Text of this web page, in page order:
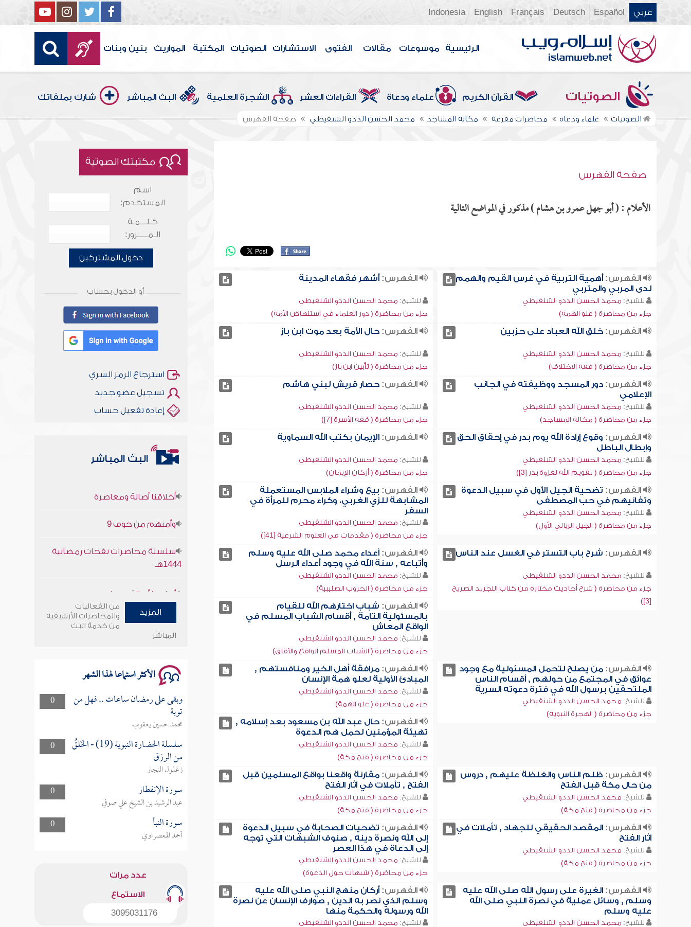
عربي Español
Deutsch
Français
English
Indonesia
الرئيسية موسوعات مقالات الفتوى الاستشارات الصوتيات المكتبة المواريث بنين وبنات
الصوتيات القرآن الكريم علماء ودعاة القراءات العشر الشجرة العلمية البث المباشر شارك بملفاتك
الصوتيات علماء ودعاة محاضرات مفرغة مكانة المساجد محمد الحسن الددو الشنقيطي صفحة الفهرس
صفحة الفهرس
الأعلام : ( أبو جهل عمرو بن هشام ) مذكور في المواضع التالية
الفهرس:أهمية التربية في غرس القيم والهمم
لدى المربي والمتربي
للشيخ: محمد الحسن الددو الشنقيطي
جزء من محاضرة ( علو الهمة)
الفهرس: أشهر فقهاء المدينة
للشيخ: محمد الحسن الددو الشنقيطي
جزء من محاضرة ( دور العلماء في استنهاض الأمة)
الفهرس:خلق الله العباد على حزبين
للشيخ: محمد الحسن الددو الشنقيطي
جزء من محاضرة ( فقه الاختلاف)
الفهرس: حال الأمة بعد موت ابن باز
للشيخ: محمد الحسن الددو الشنقيطي
جزء من محاضرة ( تأبين ابن باز)
الفهرس:دور المسجد ووظيفته في الجانب
الإعلامي
للشيخ: محمد الحسن الددو الشنقيطي
جزء من محاضرة ( مكانة المساجد)
الفهرس: حصار قريش لبني هاشم
للشيخ: محمد الحسن الددو الشنقيطي
جزء من محاضرة ( فقه الأسرة [7])
الفهرس: وقوع إرادة الله يوم بدر في إحقاق الحق
وإبطال الباطل
للشيخ: محمد الحسن الددو الشنقيطي
جزء من محاضرة ( تقويم الله لغزوة بدر [3])
الفهرس: الإيمان بكتب الله السماوية
للشيخ: محمد الحسن الددو الشنقيطي
جزء من محاضرة ( أركان الإيمان)
الفهرس: تضحية الجيل الأول في سبيل الدعوة
وتفانيهم في حب المصطفى
للشيخ: محمد الحسن الددو الشنقيطي
جزء من محاضرة ( الجيل الرباني الأول)
الفهرس: بيع وشراء الملابس المستعملة
المشابهة للزي الغربي، وكراء محرم للمرأة في
السفر
للشيخ: محمد الحسن الددو الشنقيطي
جزء من محاضرة ( مقدمات في العلوم الشرعية [41])
الفهرس: شرح باب التستر في الغسل عند الناس
للشيخ: محمد الحسن الددو الشنقيطي
جزء من محاضرة ( شرح أحاديث مختارة من كتاب التجريد الصريح
[3])
الفهرس: أعداء محمد صلى الله عليه وسلم
وأتباعه , سنة الله في وجود أعداء الرسل
للشيخ: محمد الحسن الددو الشنقيطي
جزء من محاضرة ( الحروب الصليبية)
الفهرس: شباب اختارهم الله للقيام
بالمسئولية التامة , أقسام الشباب المسلم في
الواقع المعاش
للشيخ: محمد الحسن الددو الشنقيطي
جزء من محاضرة ( الشباب المسلم الواقع والآفاق)
الفهرس:من يصلح لتحمل المسئولية مع وجود
عوائق في المجتمع من حولهم , أقسام الناس
الملتحقين برسول الله في فترة دعوته السرية
للشيخ: محمد الحسن الددو الشنقيطي
جزء من محاضرة ( الهجرة النبوية)
الفهرس: مرافقة أهل الخير ومنافستهم ,
المبادئ الأولية لعلو همة الإنسان
للشيخ: محمد الحسن الددو الشنقيطي
جزء من محاضرة ( علو الهمة)
الفهرس: حال عبد الله بن مسعود بعد إسلامه ,
تهيئة المؤمنين لحمل هم الدعوة
للشيخ: محمد الحسن الددو الشنقيطي
جزء من محاضرة ( فتح مكة)
الفهرس: ظلم الناس والغلظة عليهم , دروس
من حال مكة قبل الفتح
للشيخ: محمد الحسن الددو الشنقيطي
جزء من محاضرة ( فتح مكة)
الفهرس: مقارنة واقعنا بواقع المسلمين قبل
الفتح , تأملات في آثار الفتح
للشيخ: محمد الحسن الددو الشنقيطي
جزء من محاضرة ( فتح مكة)
الفهرس:المقصد الحقيقي للجهاد , تأملات في
آثار الفتح
للشيخ: محمد الحسن الددو الشنقيطي
جزء من محاضرة ( فتح مكة)
الفهرس: تضحيات الصحابة في سبيل الدعوة
إلى الله ونصرة دينه , صنوف الشبهات التي توجه
إلى الدعاة في هذا العصر
للشيخ: محمد الحسن الددو الشنقيطي
جزء من محاضرة ( شبهات حول الدعوة)
الفهرس:الغيرة على رسول الله صلى الله عليه
وسلم , وسائل عملية في نصرة النبي صلى الله
عليه وسلم
للشيخ: محمد الحسن الددو الشنقيطي
الفهرس: أركان منهج النبي صلى الله عليه
وسلم الذي نصر به الدين , صوارف الإنسان عن نصرة
الله ورسوله والحكمة منها
للشيخ: محمد الحسن الددو الشنقيطي
مكتبتك الصوتية
اسم
المستخدم:
كـلـــمـة
الـمـــــرور:
دخول المشتركين
أو الدخول بحساب
استرجاع الرمز السري
تسجيل عضو جديد
إعادة تفعيل حساب
البث المباشر
1444هـ
وأمنهم من خوف 9
سلسلة محاضرات نفحات رمضانية
المزيد
من الفعاليات
والمحاضرات الأرشيفية
من خدمة البث
المباشر
الأكثر استماعا لهذا الشهر
0 وبقى على رمضان ساعات .. فهل من
توبة
محمد حسين يعقوب
0
سلسلة الحضارة النبوية (19) - الخَلقُ
من الرزق
زغلول النجار
0
سورة الإنفطار
عبد الرشيد بن الشيخ علي صوفي
0
سورة النبأ
أحمد المعصراوي
عدد مرات
الاستماع
3095031176